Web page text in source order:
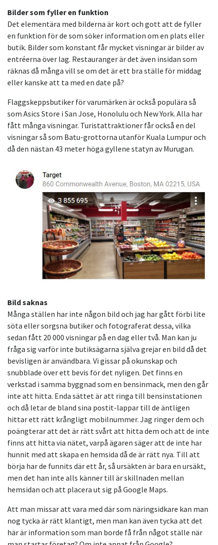
Bilder som fyller en funktion
Det elementära med bilderna är kort och gott att de fyller
en funktion för de som söker information om en plats eller
butik. Bilder som konstant får mycket visningar är bilder av
entréerna över lag. Restauranger är det även insidan som
räknas då många vill se om det är ett bra ställe för middag
eller kanske att ta med en date på?
Flaggskeppsbutiker för varumärken är också populära så
som Asics Store i San Jose, Honolulu och New York. Alla har
fått många visningar. Turistattraktioner får också en del
visningar så som Batu-grottorna utanför Kuala Lumpur och
då den nästan 43 meter höga gyllene statyn av Murugan.
Bild saknas
Många ställen har inte någon bild och jag har gått förbi lite
söta eller sorgsna butiker och fotograferat dessa, vilka
sedan fått 20 000 visningar på en dag eller två. Man kan ju
fråga sig varför inte butiksägarna själva grejar en bild då det
bevisligen är användbara. Vi gissar på okunskap och
snubblade över ett bevis för det nyligen. Det finns en
verkstad i samma byggnad som en bensinmack, men den går
inte att hitta. Enda sättet är att ringa till bensinstationen
och då letar de bland sina postit-lappar till de äntligen
hittar ett rätt krångligt mobilnummer. Jag ringer dem och
poängterar att det är rätt svårt att hitta dem och att de inte
finns att hitta via nätet, varpå ägaren säger att de inte har
hunnit med att skapa en hemsida då de är rätt nya. Till att
börja har de funnits där ett år, så ursäkten är bara en ursäkt,
men det han inte alls känner till är skillnaden mellan
hemsidan och att placera ut sig på Google Maps.
Att man missar att vara med där som näringsidkare kan man
nog tycka är rätt klantigt, men man kan även tycka att det
här är information som man borde få från något ställe när